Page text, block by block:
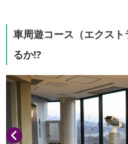
車周遊コース（エクス
るか⁉